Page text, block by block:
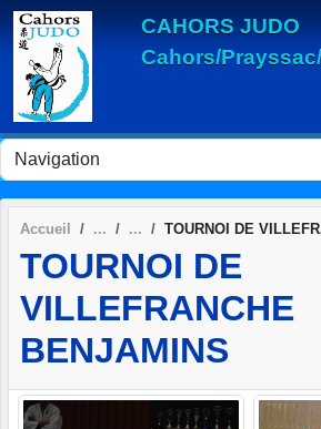
CAHORS JUDO
Cahors/
Accueil TOURNOI DE
TOURNOI DE
VILLEFRANCHE
BENJAMINS
Panneau de gestion des cookies